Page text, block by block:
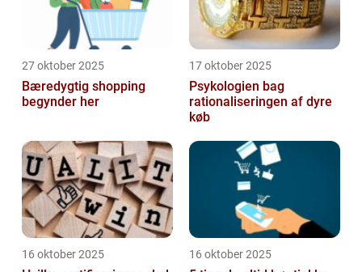
27 oktober 2025
Bæredygtig shopping
begynder her
17 oktober 2025
Psykologien bag
rationaliseringen af dyre
køb
16 oktober 2025 16 oktober 2025